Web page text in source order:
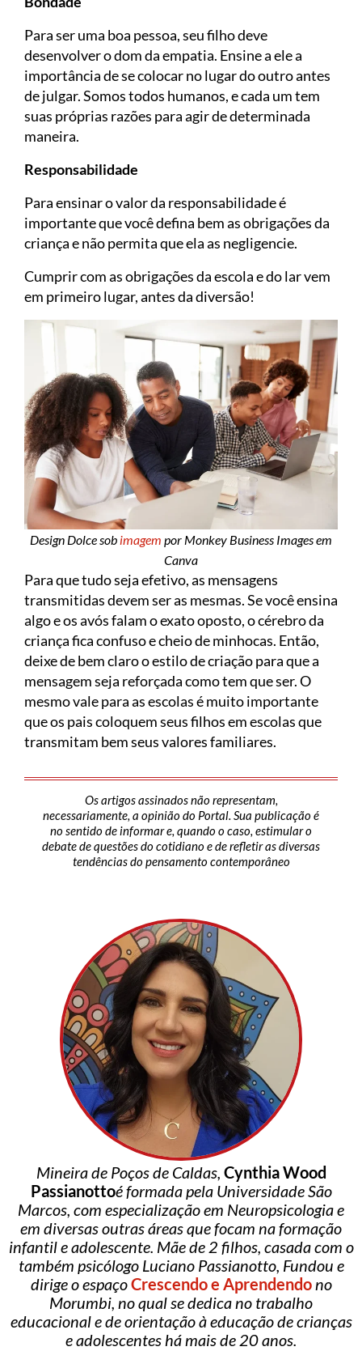
Para ser uma boa pessoa, seu filho deve
desenvolver o dom da empatia. Ensine a ele a
importância de se colocar no lugar do outro antes
de julgar. Somos todos humanos, e cada um tem
suas próprias razões para agir de determinada
maneira.
Responsabilidade
Para ensinar o valor da responsabilidade é
importante que você defina bem as obrigações da
criança e não permita que ela as negligencie.
Cumprir com as obrigações da escola e do lar vem
em primeiro lugar, antes da diversão!
Design Dolce sob imagem por Monkey Business Images em
Canva
Para que tudo seja efetivo, as mensagens
transmitidas devem ser as mesmas. Se você ensina
algo e os avós falam o exato oposto, o cérebro da
criança fica confuso e cheio de minhocas. Então,
deixe de bem claro o estilo de criação para que a
mensagem seja reforçada como tem que ser. O
mesmo vale para as escolas é muito importante
que os pais coloquem seus filhos em escolas que
transmitam bem seus valores familiares.
Os artigos assinados não representam,
necessariamente, a opinião do Portal. Sua publicação é
no sentido de informar e, quando o caso, estimular o
debate de questões do cotidiano e de refletir as diversas
tendências do pensamento contemporâneo
Mineira de Poços de Caldas, Cynthia Wood
Passianottoé formada pela Universidade São
Marcos, com especialização em Neuropsicologia e
em diversas outras áreas que focam na formação
infantil e adolescente. Mãe de 2 filhos, casada com o
também psicólogo Luciano Passianotto, Fundou e
dirige o espaçoCrescendo e Aprendendono
Morumbi, no qual se dedica no trabalho
educacional e de orientação à educação de crianças
e adolescentes há mais de 20 anos.